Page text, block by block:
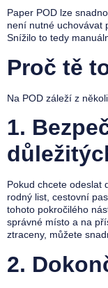
Paper POD lze
není nutné uchovávat
Snížilo to tedy
Proč tě
Na POD záleží z
1.
Pokud chcete odeslat
rodný list, cestovní
tohoto pokročilého
správné místo a na
ztraceny, můžete
2.